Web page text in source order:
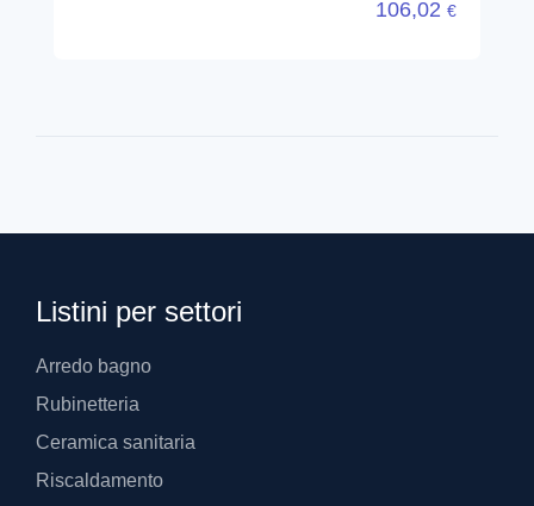
106,02 €
Listini per settori
Arredo bagno
Rubinetteria
Ceramica sanitaria
Riscaldamento